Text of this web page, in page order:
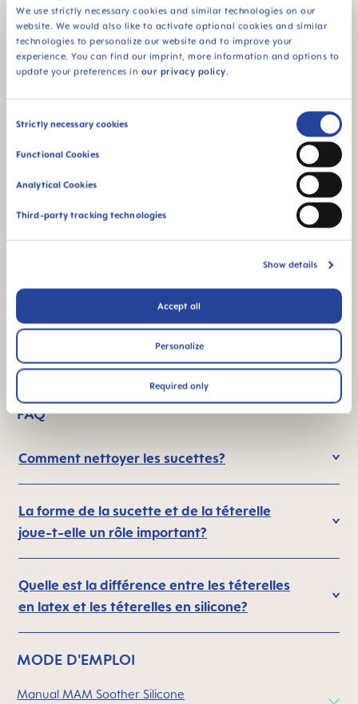
We use strictly necessary cookies and similar technologies on our
website. We would also like to activate optional cookies and similar
technologies to personalize our website and to improve your
experience. You can find our imprint, more information and options to
update your preferences in our privacy policy.
Consent
Strictly necessary cookies
Functional Cookies
Analytical Cookies
Third-party tracking technologies
Show details
Accept all
Personalize
Required only
Pour les bébés dès
6 mois
¹ Étude de marché 2009-2023, tests réalisés auprès de 1,588
bébés.
Vidéos produits
FAQ
Comment nettoyer les sucettes?
La forme de la sucette et de la téterelle
joue-t-elle un rôle important?
Quelle est la différence entre les téterelles
en latex et les téterelles en silicone?
MODE D'EMPLOI
Manual MAM Soother Silicone